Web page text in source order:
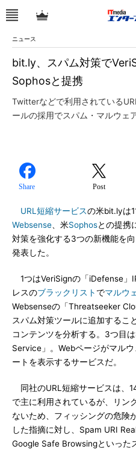
ニュース
bit.ly、スパム対策で
Sophosと提携
Twitterなどで利用されている
ールの採用でスパム・マルウェ
Share Post
URL短縮サービスの米bit.lyは
Websense 、米Sophosとの提携
対策を強化する3つの新機能を
発表した。
1つはVeriSignの「iDefense」
レスのブラックリスト でマルウ
Websenseの「Threatseeker
スパム対策ツールに追加するこ
コンテンツを分析する。3つ目
Service」。Webページがマル
ートを表示するサービスだ。
同社のURL短縮サービスは、
で主に利用されているが、リン
ないため、フィッシングの危険
した指摘に対し、Spam URI
Google Safe Browsingといった